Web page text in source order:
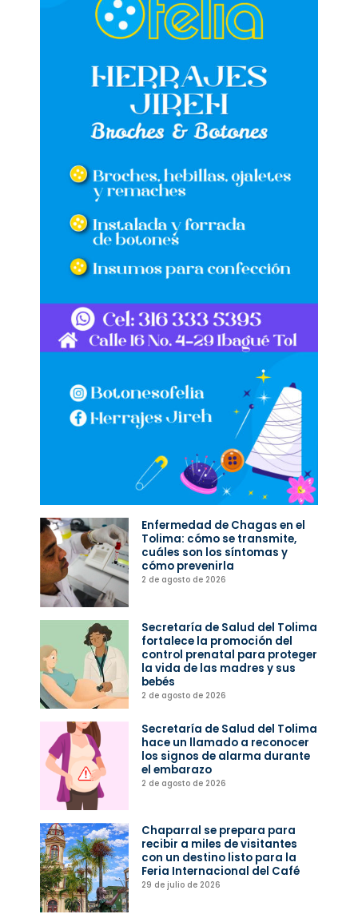
Enfermedad de Chagas en el
Tolima: cómo se transmite,
cuáles son los síntomas y
cómo prevenirla
2 de agosto de 2026
Secretaría de Salud del Tolima
fortalece la promoción del
control prenatal para proteger
la vida de las madres y sus
bebés
2 de agosto de 2026
Secretaría de Salud del Tolima
hace un llamado a reconocer
los signos de alarma durante
el embarazo
2 de agosto de 2026
Chaparral se prepara para
recibir a miles de visitantes
con un destino listo para la
Feria Internacional del Café
29 de julio de 2026